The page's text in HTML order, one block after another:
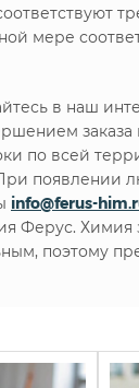
мере
в наш
по всей
info@ferus-
Ферус.
поэтому